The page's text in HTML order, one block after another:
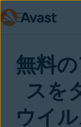
無料
スを
ウイ